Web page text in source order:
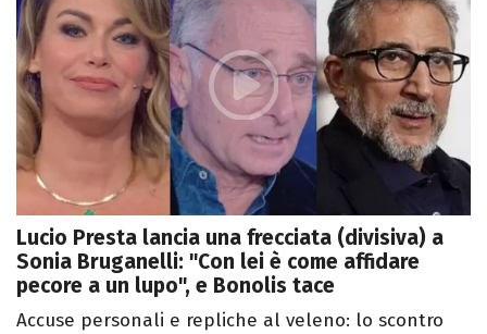
Lucio Presta lancia una frecciata (divisiva) a
Sonia Bruganelli: "Con lei è come affidare
pecore a un lupo", e Bonolis tace
Accuse personali e repliche al veleno: lo scontro